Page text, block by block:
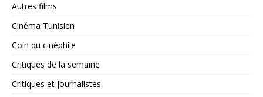
Autres films
Cinéma Tunisien
Coin du cinéphile
Critiques de la semaine
Critiques et journalistes